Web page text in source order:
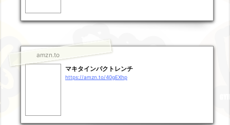
amzn.to
マキタインパクトレンチ
https://amzn.to/40gEXhp